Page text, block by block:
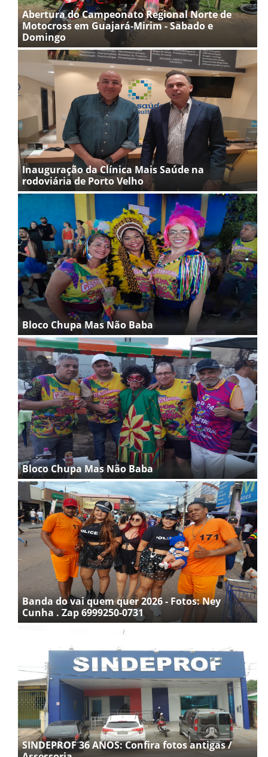
Abertura do Campeonato Regional Norte de
Motocross em Guajará-Mirim - Sabado e
Domingo
Inauguração da Clínica Mais Saúde na
rodoviária de Porto Velho
Bloco Chupa Mas Não Baba
Bloco Chupa Mas Não Baba
Banda do vai quem quer 2026 - Fotos: Ney
Cunha . Zap 6999250-0731
SINDEPROF 36 ANOS: Confira fotos antigas /